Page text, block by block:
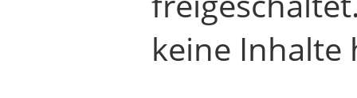
keine Inhalte